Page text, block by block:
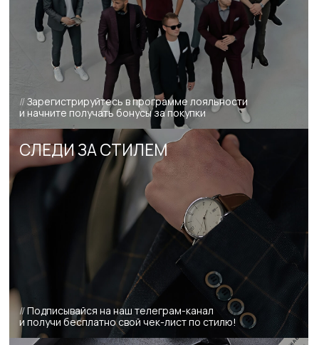
от 1000₽
Заполните простую форму и мы позаботимся
о том, чтобы ваш сертификат был готов
к вручению в кратчайшие сроки.
Заказать сертификат
НАС ВЫБИРАЮТ